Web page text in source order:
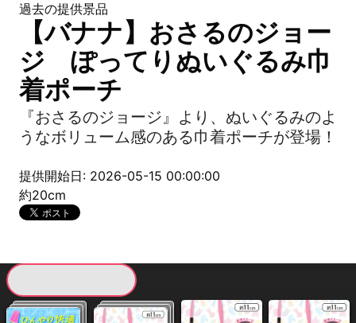
過去の提供景品
【バナナ】おさるのジョー
ジ ぽってりぬいぐるみ巾
着ポーチ
『おさるのジョージ』より、ぬいぐるみのよ
うなボリューム感のある巾着ポーチが登場！
提供開始日: 2026-05-15 00:00:00
約20cm